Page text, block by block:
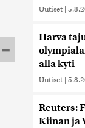
Uutiset |
Harva
alla kyti
Uutiset |
Reuters:
Kiinan ja